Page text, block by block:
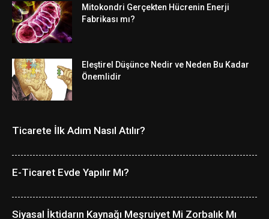
Mitokondri Gerçekten Hücrenin Enerji
Fabrikası mı?
Eleştirel Düşünce Nedir ve Neden Bu Kadar
Önemlidir
Ticarete İlk Adım Nasıl Atılır?
E-Ticaret Evde Yapılır Mı?
Siyasal İktidarın Kaynağı Meşruiyet Mi Zorbalık Mı